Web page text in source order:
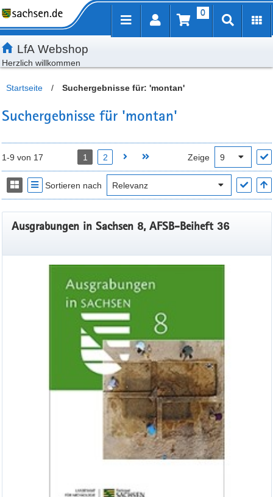
Inhalt
Kundenmenü
Artikelsuche
Servicemenü 0
LfA Webshop
Herzlich willkommen
Startseite / Suchergebnisse für: 'montan'
Suchergebnisse für 'montan'
1-9 von 17 1 2 Zeige
Sortieren nach
Ausgrabungen in Sachsen 8, AFSB-Beiheft 36